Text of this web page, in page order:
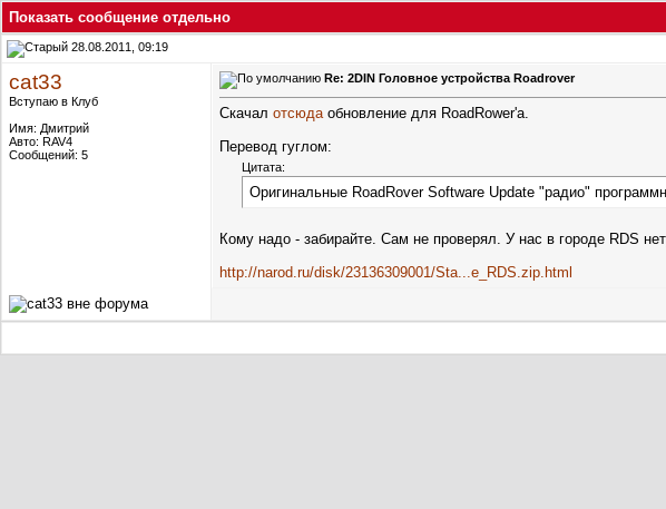
Показать сообщение отдельно
28.08.2011, 09:19
cat33
Вступаю в Клуб
Имя: Дмитрий
Авто: RAV4
Сообщений: 5
Re: 2DIN Головное устройства Roadrover
Скачал отсюдаобновление для RoadRower'а.
Перевод гуглом:
Цитата:
Оригинальные RoadRover Software Update "радио"
Кому надо - забирайте. Сам не проверял. У нас в городе RDS
http://narod.ru/disk/23136309001/Sta...e_RDS.zip.html